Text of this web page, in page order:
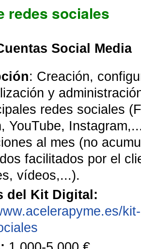
redes sociales
Social Media
: Creación,
y
redes sociales
YouTube,
al mes (no
facilitados por el
vídeos,...).
del Kit Digital: